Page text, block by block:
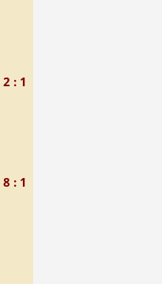
2 : 1
8 : 1